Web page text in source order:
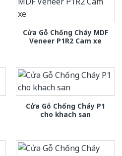
Cửa Gỗ Chống Cháy MDF
Veneer P1R2 Cam xe
Cửa Gỗ Chống Cháy P1
cho khach san